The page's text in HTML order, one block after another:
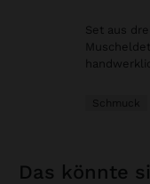
Set aus
Schmuck
das könnte